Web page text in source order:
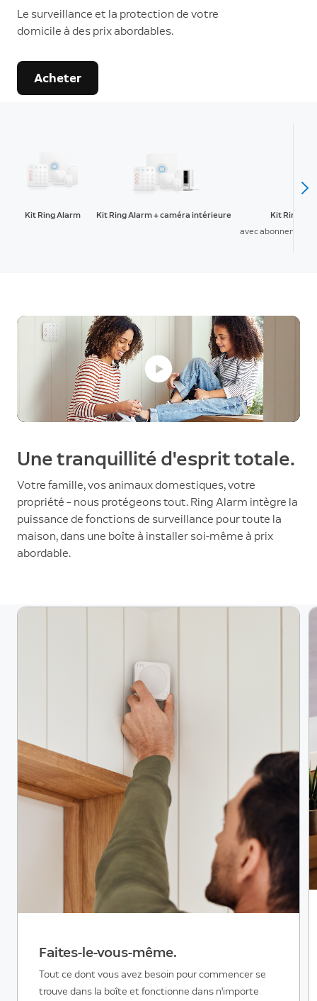
Le surveillance et la protection de votre
domicile à des prix abordables.
Acheter
Kit Ring Alarm Kit Ring Alarm + caméra intérieure
Kit Ring
avec abonnement
Une tranquillité d'esprit totale.
Votre famille, vos animaux domestiques, votre
propriété – nous protégeons tout. Ring Alarm intègre la
puissance de fonctions de surveillance pour toute la
maison, dans une boîte à installer soi-même à prix
abordable.
Faites-le-vous-même.
Tout ce dont vous avez besoin pour commencer se
trouve dans la boîte et fonctionne dans n'importe